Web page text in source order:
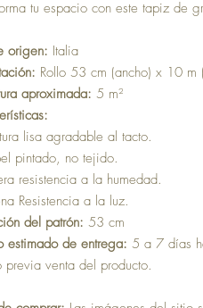
tu espacio con este tapiz de
origen: Italia
Rollo 53 cm (ancho) x 10 m
aproximada: 5 m²
lisa agradable al tacto.
pintado, no tejido.
resistencia a la humedad.
Resistencia a la luz.
del patrón: 53 cm
estimado de entrega: 5 a 7 días
previa venta del producto.